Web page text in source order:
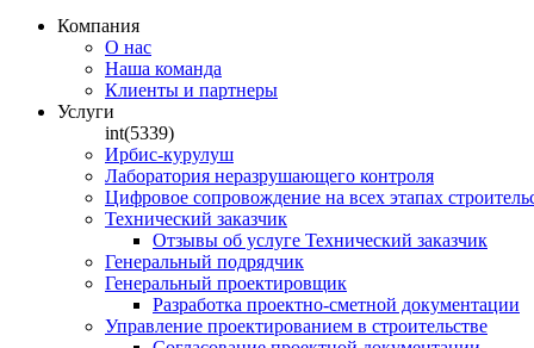
Компания
О нас
Наша команда
Клиенты и партнеры
Услуги
int(5339)
Ирбис-курулуш
Лаборатория неразрушающего контроля
Цифровое сопровождение на всех этапах
Технический заказчик
Отзывы об услуге Технический заказчик
Генеральный подрядчик
Генеральный проектировщик
Разработка проектно-сметной документации
Управление проектированием в строительстве